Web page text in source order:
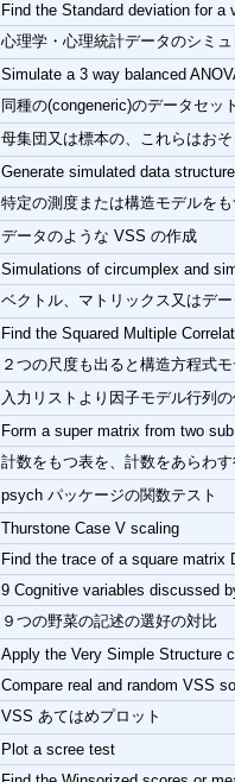
Find the Standard deviation for
心理学・心理統計データのシミ
Simulate a 3 way balanced
同種の(congeneric)のデータセッ
母集団又は標本の、これらはお
Generate simulated data
特定の測度または構造モデルを
データのような VSS の作成
Simulations of circumplex and
ベクトル、マトリックス又はデ
Find the Squared Multiple
２つの尺度も出ると構造方程式
入力リストより因子モデル行列
Form a super matrix from two
計数をもつ表を、計数をあらわ
psych パッケージの関数テスト
Thurstone Case V scaling
Find the trace of a square matrix
9 Cognitive variables discussed
９つの野菜の記述の選好の対比
Apply the Very Simple Structure
Compare real and random VSS
VSS あてはめプロット
Plot a scree test